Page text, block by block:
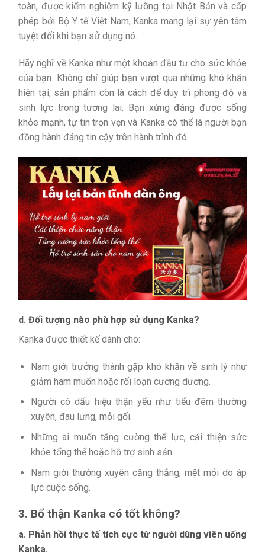
toàn, được kiểm nghiệm kỹ lưỡng tại Nhật Bản và cấp
phép bởi Bộ Y tế Việt Nam, Kanka mang lại sự yên tâm
tuyệt đối khi bạn sử dụng nó.
Hãy nghĩ về Kanka như một khoản đầu tư cho sức khỏe
của bạn. Không chỉ giúp bạn vượt qua những khó khăn
hiện tại, sản phẩm còn là cách để duy trì phong độ và
sinh lực trong tương lai. Bạn xứng đáng được sống
khỏe mạnh, tự tin trọn vẹn và Kanka có thể là người bạn
đồng hành đáng tin cậy trên hành trình đó.
d. Đối tượng nào phù hợp sử dụng Kanka?
Kanka được thiết kế dành cho:
Nam giới trưởng thành gặp khó khăn về sinh lý như
giảm ham muốn hoặc rối loạn cương dương.
Người có dấu hiệu thận yếu như tiểu đêm thường
xuyên, đau lưng, mỏi gối.
Những ai muốn tăng cường thể lực, cải thiện sức
khỏe tổng thể hoặc hỗ trợ sinh sản.
Nam giới thường xuyên căng thẳng, mệt mỏi do áp
lực cuộc sống.
3. Bổ thận Kanka có tốt không?
a. Phản hồi thực tế tích cực từ người dùng viên uống
Kanka.